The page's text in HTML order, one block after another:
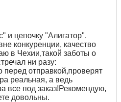
и цепочку "Алигатор".
конкуренции, качество
в Чехии,такой заботы о
ни разу:
перед отправкой,проверят
реальная, а ведь
все под заказ!Рекомендую,
довольны.